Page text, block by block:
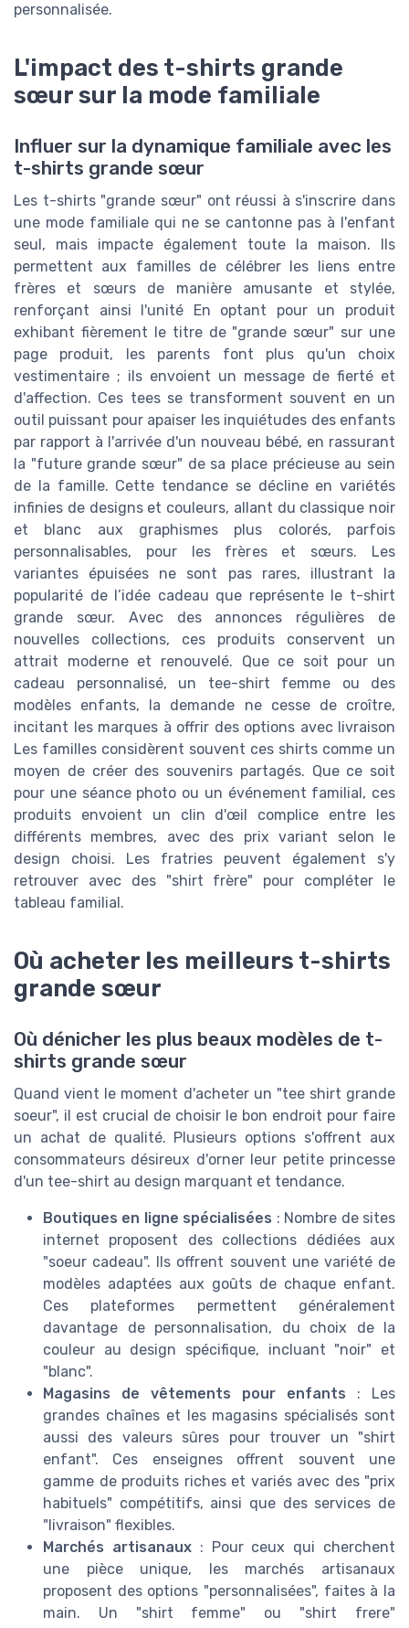
personnalisée.
L'impact des t-shirts grande
sœur sur la mode familiale
Influer sur la dynamique familiale avec les
t-shirts grande sœur
Les t-shirts "grande sœur" ont réussi à s'inscrire dans
une mode familiale qui ne se cantonne pas à l'enfant
seul, mais impacte également toute la maison. Ils
permettent aux familles de célébrer les liens entre
frères et sœurs de manière amusante et stylée,
renforçant ainsi l'unité En optant pour un produit
exhibant fièrement le titre de "grande sœur" sur une
page produit, les parents font plus qu'un choix
vestimentaire ; ils envoient un message de fierté et
d'affection. Ces tees se transforment souvent en un
outil puissant pour apaiser les inquiétudes des enfants
par rapport à l'arrivée d'un nouveau bébé, en rassurant
la "future grande sœur" de sa place précieuse au sein
de la famille. Cette tendance se décline en variétés
infinies de designs et couleurs, allant du classique noir
et blanc aux graphismes plus colorés, parfois
personnalisables, pour les frères et sœurs. Les
variantes épuisées ne sont pas rares, illustrant la
popularité de l’idée cadeau que représente le t-shirt
grande sœur. Avec des annonces régulières de
nouvelles collections, ces produits conservent un
attrait moderne et renouvelé. Que ce soit pour un
cadeau personnalisé, un tee-shirt femme ou des
modèles enfants, la demande ne cesse de croître,
incitant les marques à offrir des options avec livraison
Les familles considèrent souvent ces shirts comme un
moyen de créer des souvenirs partagés. Que ce soit
pour une séance photo ou un événement familial, ces
produits envoient un clin d'œil complice entre les
différents membres, avec des prix variant selon le
design choisi. Les fratries peuvent également s'y
retrouver avec des "shirt frère" pour compléter le
tableau familial.
Où acheter les meilleurs t-shirts
grande sœur
Où dénicher les plus beaux modèles de t-
shirts grande sœur
Quand vient le moment d'acheter un "tee shirt grande
soeur", il est crucial de choisir le bon endroit pour faire
un achat de qualité. Plusieurs options s'offrent aux
consommateurs désireux d'orner leur petite princesse
d'un tee-shirt au design marquant et tendance.
Boutiques en ligne spécialisées : Nombre de sites
internet proposent des collections dédiées aux
"soeur cadeau". Ils offrent souvent une variété de
modèles adaptées aux goûts de chaque enfant.
Ces plateformes permettent généralement
davantage de personnalisation, du choix de la
couleur au design spécifique, incluant "noir" et
"blanc".
Magasins de vêtements pour enfants : Les
grandes chaînes et les magasins spécialisés sont
aussi des valeurs sûres pour trouver un "shirt
enfant". Ces enseignes offrent souvent une
gamme de produits riches et variés avec des "prix
habituels" compétitifs, ainsi que des services de
"livraison" flexibles.
Marchés artisanaux: Pour ceux qui cherchent
une pièce unique, les marchés artisanaux
proposent des options "personnalisées", faites à la
main. Un "shirt femme" ou "shirt frere"